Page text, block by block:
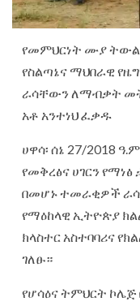
የመምህርነት ሙያ
የስልጣኔና ማህበራዊ
ራሳቸውን ለማብቃት
አቶ አንተነህ ፈቃዱ
ሀዋሳ፡ ሰኔ 27/2018
የመቅረፅና ሀገርን
በመሆኑ ተመራቂዎች
የማዕከላዊ ኢትዮጵያ
ክላስተር አስተባባሪና
ገለፁ።
የሆሳዕና ትምህርት ኮሌጅ